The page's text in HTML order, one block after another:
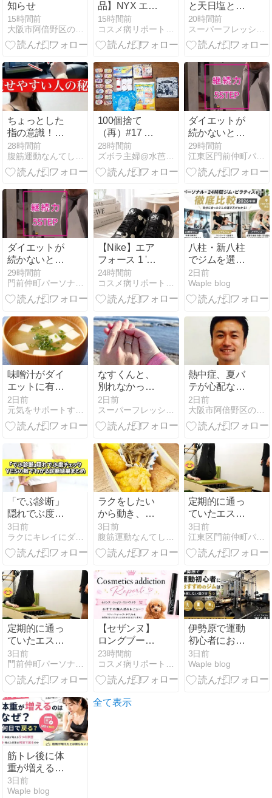
知らせ
15時間前
大阪市阿倍野区の漢方薬舗 長春堂ブログ
品】NYX エピ
ックインクア
イライナー ブ
ラック良すぎ
15時間前
と天日塩と解
毒。
20時間前
ちょっとした
指の意識！肩
甲骨を動かす
意外なコツ
28時間前
100個捨て
（再）#17 総
カウント28｜
ノベルティの
おもちゃ
28時間前
ズボラ主婦@水芭蕉の日々徒然
ダイエットが
続かないとい
うあなたへ。
続けられる5
つのステップ
29時間前
江東区門前仲町パーソナルトレーニング ダイエット・肩こり
ダイエットが
続かないとい
うあなたへ。
続けられる5
つのステップ
29時間前
【Nike】エア
フォース 1 '07
ポルカドット
が可愛すぎる
♡一目惚れし
24時間前
八柱・新八柱
でジムを選ぶ
なら？パーソ
ナル・24時間
ジム・ピラテ
較【2026年
2日前
Waple blog
味噌汁がダイ
エットに有
効？
2日前
なすくんと、
別れなかった
理由と少し、
変わった。
2日前
熱中症、夏バ
テが心配な今
の時期に重宝
する生薬「牛
黄」
2日前
大阪市阿倍野区の漢方薬舗 長春堂ブログ
「でぶ診断」
隠れでぶ度チ
ェック｜YES
の数でわかる
診断結果まと
3日前
ラクをしたい
から動き、罪
悪感から逃げ
たいから弁当
を作る
3日前
定期的に通っ
ていたエステ
でも「足が細
くなった」と
言われた
3日前
江東区門前仲町パーソナルトレーニング ダイエット・肩こり
定期的に通っ
ていたエステ
でも「足が細
くなった」と
言われた
3日前
【セザンヌ】
ロングブース
トマスカラが
想像以上！
693円の実力
23時間前
伊勢原で運動
初心者におす
すめのジム
は？失敗しな
い選び方5つ
3日前
Waple blog
筋トレ後に体
重が増えるの
はなぜ？何日
で戻る？原因
3日前
Waple blog
全て表示